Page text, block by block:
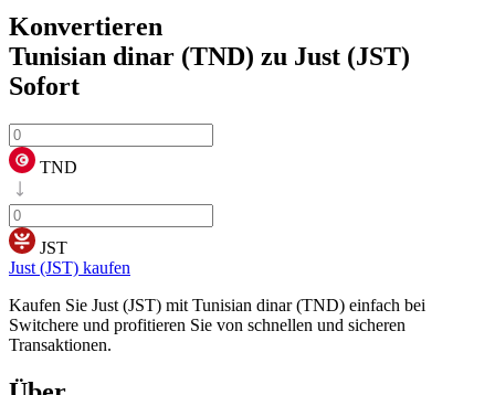
Konvertieren
Tunisian dinar (TND) zu Just (JST)
Sofort
TND
JST
Just (JST) kaufen
Kaufen Sie Just (JST) mit Tunisian dinar (TND) einfach bei
Switchere und profitieren Sie von schnellen und sicheren
Transaktionen.